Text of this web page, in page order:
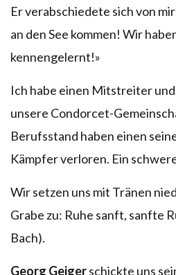
Er verabschiedete sich von
an den See kommen! Wir
kennengelernt!»
Ich habe einen Mitstreiter
unsere Condorcet-
Berufsstand haben einen
Kämpfer verloren. Ein
Wir setzen uns mit Tränen
Grabe zu: Ruhe sanft, sanfte
Bach).
Georg Geigerschickte uns